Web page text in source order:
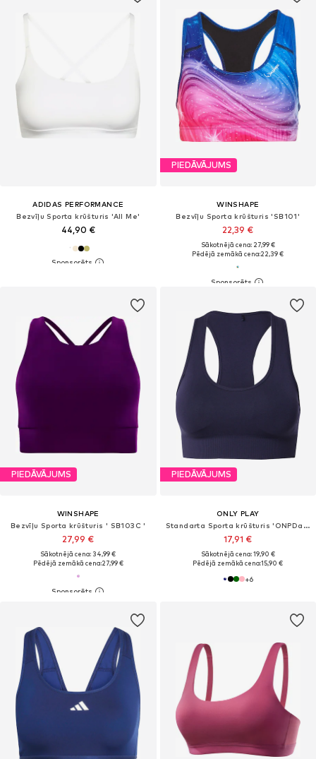
ADIDAS PERFORMANCE
Bezvīļu Sporta krūšturis 'All Me'
44,90 €
PIEDĀVĀJUMS
WINSHAPE
Bezvīļu Sporta krūšturis 'SB101'
22,39 €
Sākotnējā cena: 27,99 €
Pēdējā zemākā cena:22,39 €
PIEDĀVĀJUMS
WINSHAPE
Bezvīļu Sporta krūšturis ' SB103C '
27,99 €
Sākotnējā cena: 34,99 €
Pēdējā zemākā cena:27,99 €
PIEDĀVĀJUMS
ONLY PLAY
Standarta Sporta krūšturis 'ONPDaisy'
17,91 €
Sākotnējā cena: 19,90 €
Pēdējā zemākā cena:15,90 €
+6